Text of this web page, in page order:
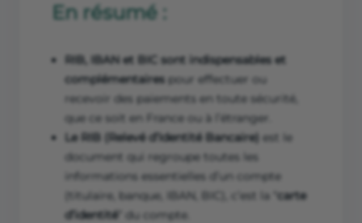
En résumé :
RIB, IBAN et BIC sont indispensables et
complémentaires pour effectuer ou
recevoir des paiements en toute sécurité,
que ce soit en France ou à l’étranger.
Le RIB (Relevé d’Identité Bancaire) est le
document qui regroupe toutes les
informations essentielles d’un compte
(titulaire, banque, IBAN, BIC), c’est la “ carte
d’identité ” du compte.